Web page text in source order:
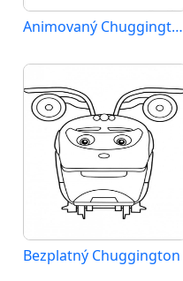
Animovaný Chuggington
Bezplatný Chuggington